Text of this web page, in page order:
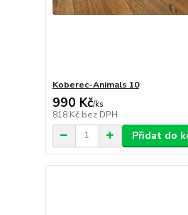
Koberec-Animals 10
990 Kč/ks
818 Kč bez DPH
Přidat do